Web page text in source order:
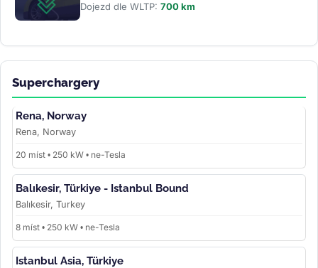
Dojezd dle WLTP: 700 km
Superchargery
Rena, Norway
Rena, Norway
20 míst • 250 kW • ne-Tesla
Balıkesir, Türkiye - Istanbul Bound
Balıkesir, Turkey
8 míst • 250 kW • ne-Tesla
Istanbul Asia, Türkiye